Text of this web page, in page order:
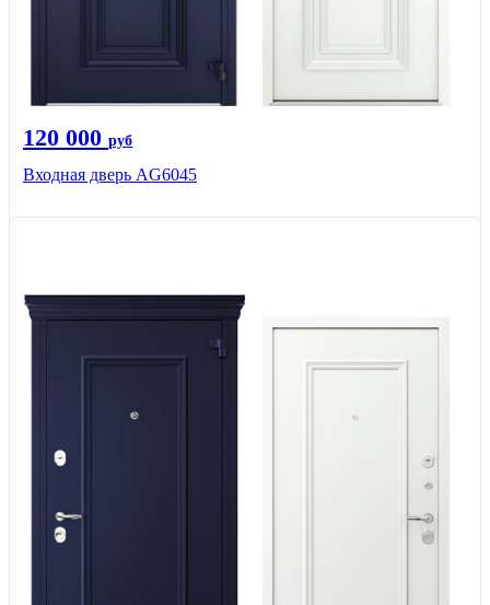
120 000 руб
Входная дверь AG6045